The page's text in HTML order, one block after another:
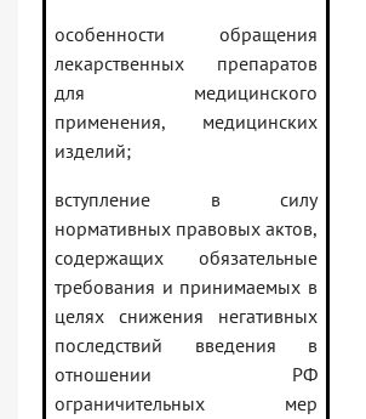
особенности обращения
лекарственных препаратов
для медицинского
применения, медицинских
изделий;
вступление в силу
нормативных правовых актов,
содержащих обязательные
требования и принимаемых в
целях снижения негативных
последствий введения в
отношении РФ
ограничительных мер